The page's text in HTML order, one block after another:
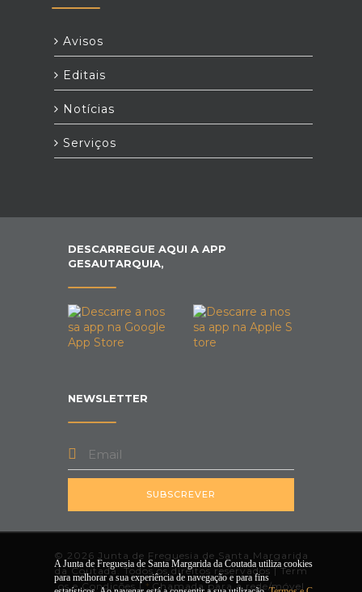
Avisos
Editais
Notícias
Serviços
DESCARREGUE AQUI A APP
GESAUTARQUIA,
NEWSLETTER
SUBSCREVER
© 2026 Junta de Freguesia de Santa Margarida
da Coutada. Todos os direitos reservados |Term
os e Condições| * Chamada para a rede/móvel
A Junta de Freguesia de Santa Margarida da Coutada utiliza cookies
para melhorar a sua experiência de navegação e para fins